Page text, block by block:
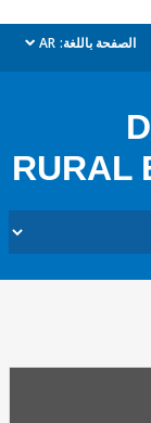
باللغة: AR
dropdown